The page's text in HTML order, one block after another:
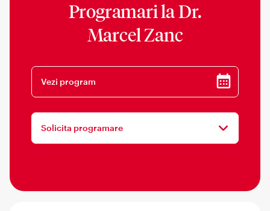
Programari laDr.
Marcel Zanc
Vezi program
Solicita programare